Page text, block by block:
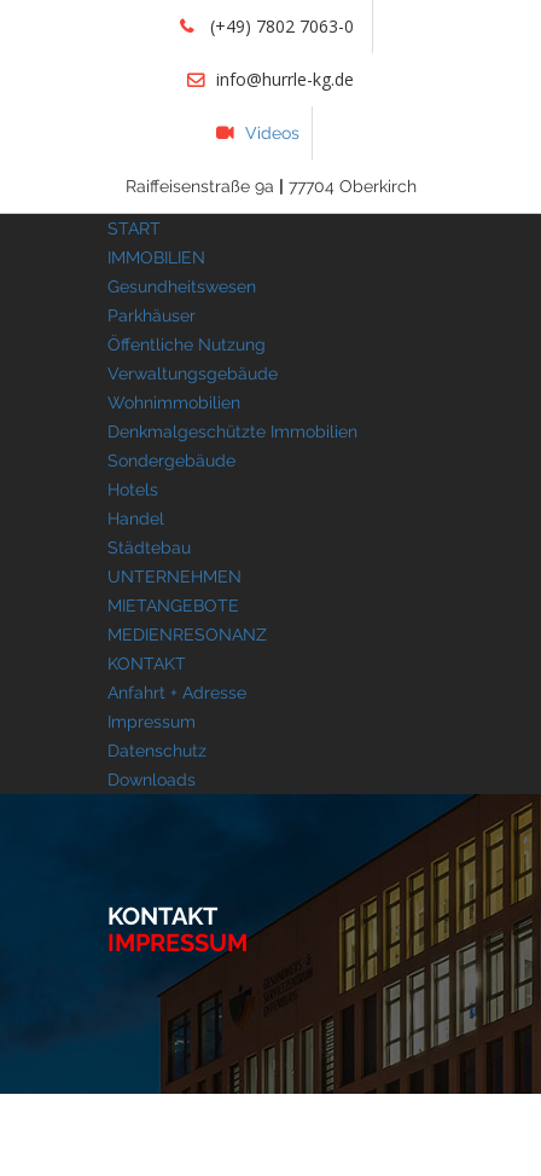
(+49) 7802 7063-0
info@hurrle-kg.de
Videos
Raiffeisenstraße 9a | 77704 Oberkirch
START
IMMOBILIEN
Gesundheitswesen
Parkhäuser
Öffentliche Nutzung
Verwaltungsgebäude
Wohnimmobilien
Denkmalgeschützte Immobilien
Sondergebäude
Hotels
Handel
Städtebau
UNTERNEHMEN
MIETANGEBOTE
MEDIENRESONANZ
KONTAKT
Anfahrt + Adresse
Impressum
Datenschutz
Downloads
KONTAKT
IMPRESSUM